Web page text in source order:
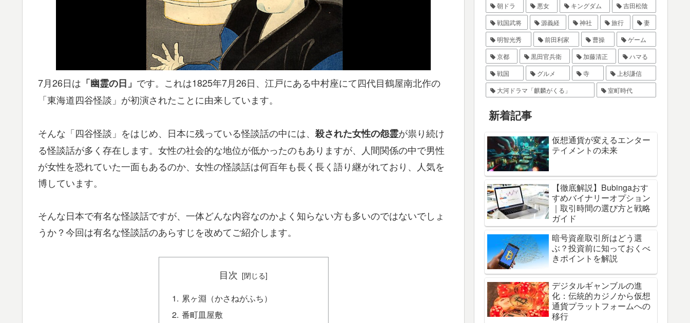
7月26日は 「幽霊の日」 です。これは1825年7月26日、江戸にある中村座にて四代目鶴屋南北作の
「東海道四谷怪談」が初演されたことに由来しています。
そんな「四谷怪談」をはじめ、日本に残っている怪談話の中には、 殺された女性の怨霊が祟り続け
る怪談話が多く存在します。女性の社会的な地位が低かったのもありますが、人間関係の中で男性
が女性を恐れていた一面もあるのか、女性の怪談話は何百年も長く長く語り継がれており、人気を
博しています。
そんな日本で有名な怪談話ですが、一体どんな内容なのかよく知らない方も多いのではないでしょ
うか？今回は有名な怪談話のあらすじを改めてご紹介します。
目次
累ヶ淵（かさねがふち）
番町皿屋敷
朝ドラ
悪女 キングダム
吉田松陰
戦国武将
源義経 神社 旅行
妻
明智光秀
前田利家 曹操
ゲーム
京都
黒田官兵衛 加藤清正
ハマる
戦国
グルメ 寺
上杉謙信
大河ドラマ「麒麟がくる」
室町時代
新着記事
仮想通貨が変えるエンター
テイメントの未来
【徹底解説】Bubingaおす
すめバイナリーオプション
｜取引時間の選び方と戦略
ガイド
暗号資産取引所はどう選
ぶ？投資前に知っておくべ
きポイントを解説
デジタルギャンブルの進
化：伝統的カジノから仮想
通貨プラットフォームへの
移行